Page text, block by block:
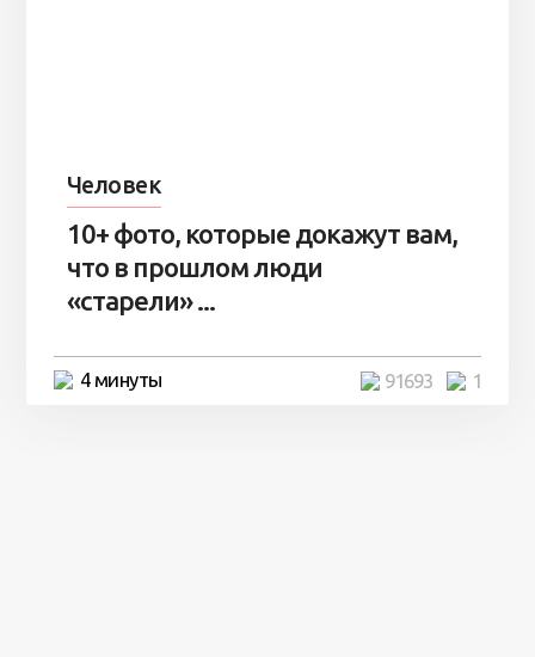
Человек
10+ фото, которые докажут вам,
что в прошлом люди
«старели» ...
4 минуты 1
91693